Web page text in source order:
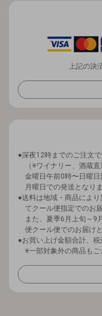
上記の決
深夜12時までのご注文で
（※ワイナリー、酒蔵直
金曜日午前0時〜日曜
月曜日での発送となりま
送料は地域・商品によ
てクール便指定でのお
また、夏季6月上旬～9
便クール便でのお届け
お買い上げ金額合計、
※一部対象外の商品もご